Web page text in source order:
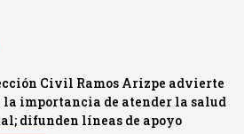
Civil Ramos Arizpe advierte
la importancia de atender la salud
difunden líneas de apoyo